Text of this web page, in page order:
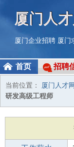
厦门人
厦门企业招聘 厦门
首页 招聘
当前位置： 厦门人才
研发高级工程师